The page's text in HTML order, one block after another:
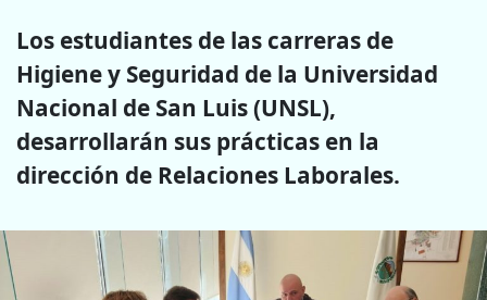
Los estudiantes de las carreras de
Higiene y Seguridad de la Universidad
Nacional de San Luis (UNSL),
desarrollarán sus prácticas en la
dirección de Relaciones Laborales.